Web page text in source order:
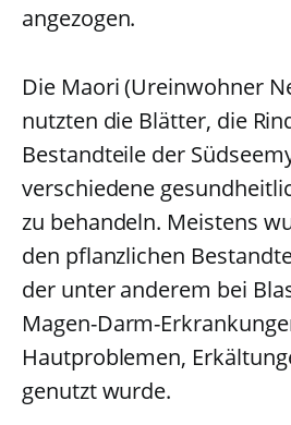
angezogen.
Die Maori (Ureinwohner
nutzten die Blätter, die
Bestandteile der
verschiedene
zu behandeln. Meistens
den pflanzlichen
der unter anderem bei
Magen-Darm-
Hautproblemen,
genutzt wurde.